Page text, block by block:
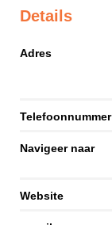
Details
Adres
Telefoonnummer
Navigeer naar
Website